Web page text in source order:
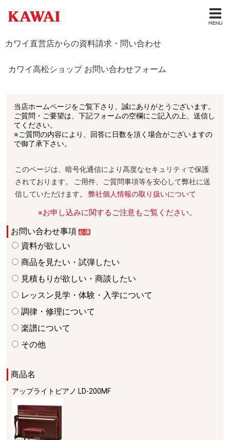
カワイ直営店からの資料請求・問い合わせ
カワイ高松ショップ お問い合わせフォーム
当店ホームページをご覧下さり、誠にありがとうございます。
ご質問・ご要望は、下記フォームの空欄にご記入の上、送信し
てください。
※ご質問の内容により、回答に日数を頂く場合がございますの
で御了承下さい。
このページは、暗号化通信により高度なセキュリティで保護
されております。 ご用件、ご質問事項等を安心して弊社に送
信していただけます。弊社個人情報の取り扱いについて
※お申し込みに関するご注意もご覧ください。
お問い合わせ事項
資料が欲しい
商品を見たい・試弾したい
見積もりが欲しい・商談したい
レッスン見学・体験・入学について
調律・修理について
楽譜について
その他
商品名
アップライトピアノ LD-200MF